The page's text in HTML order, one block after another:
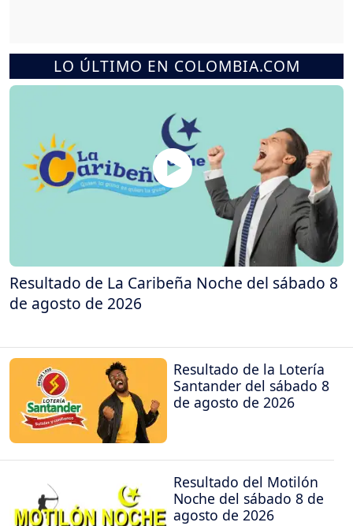
LO ÚLTIMO EN COLOMBIA.COM
Resultado de La Caribeña Noche del sábado 8
de agosto de 2026
Resultado de la Lotería
Santander del sábado 8
de agosto de 2026
Resultado del Motilón
Noche del sábado 8 de
agosto de 2026